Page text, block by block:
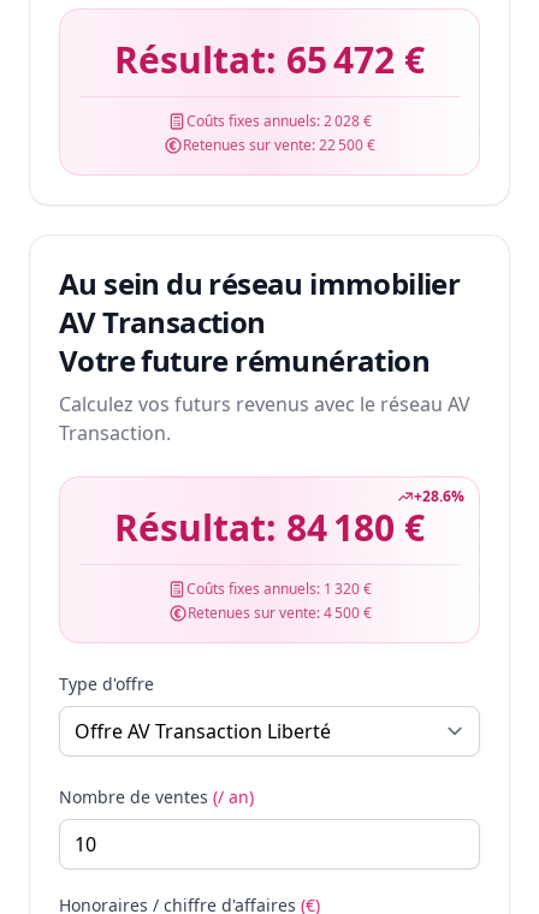
Résultat: 65 472 €
Coûts fixes annuels:2 028 €
Retenues sur vente:22 500 €
Au sein du réseau immobilier
AV Transaction
Votre future rémunération
Calculez vos futurs revenus avec le réseau AV
Transaction.
+28.6%
Résultat: 84 180 €
Coûts fixes annuels: 1 320 €
Retenues sur vente:4 500 €
Type d'offre
Nombre de ventes (/ an)
Honoraires / chiffre d'affaires (€)